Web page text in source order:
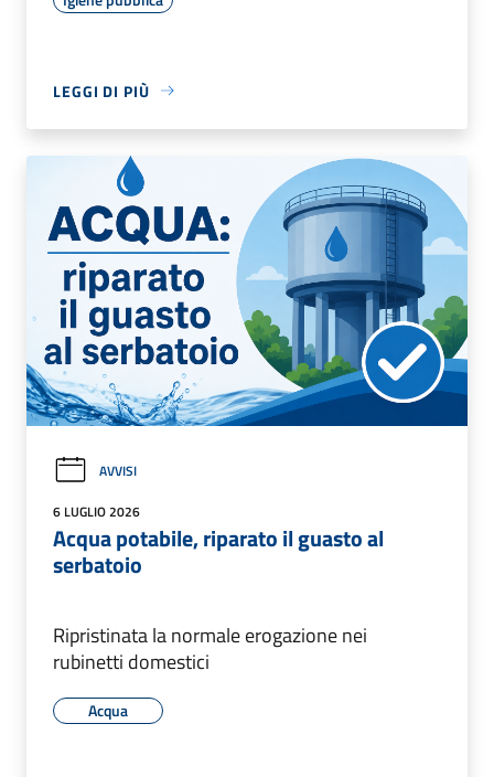
LEGGI DI PIÙ
AVVISI
6 LUGLIO 2026
Acqua potabile, riparato il guasto al
serbatoio
Ripristinata la normale erogazione nei
rubinetti domestici
Acqua